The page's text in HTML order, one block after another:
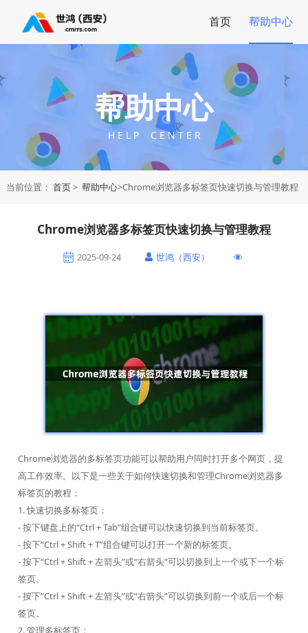
首页 帮助中心
帮助中心
H E L P C E N T E R
当前位置： 首页> 帮助中心>Chrome浏览器多标签页快速切换与管理教程
Chrome浏览器多标签页快速切换与管理教程
2025-09-24 世鸿（西安）
Chrome浏览器的多标签页功能可以帮助用户同时打开多个网页，提
高工作效率。以下是一些关于如何快速切换和管理Chrome浏览器多
标签页的教程：
1. 快速切换多标签页：
- 按下键盘上的“Ctrl + Tab”组合键可以快速切换到当前标签页。
- 按下“Ctrl + Shift + T”组合键可以打开一个新的标签页。
- 按下“Ctrl + Shift + 左箭头”或“右箭头”可以切换到上一个或下一个标
签页。
- 按下“Ctrl + Shift + 左箭头”或“右箭头”可以切换到前一个或后一个标
签页。
2. 管理多标签页：